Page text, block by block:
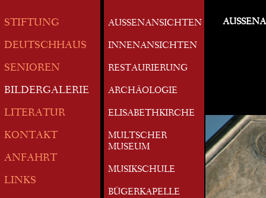
STIFTUNG
DEUTSCHHAUS
SENIOREN
BILDERGALERIE
LITERATUR
KONTAKT
ANFAHRT
LINKS
AUSSENANSICHTEN
INNENANSICHTEN
RESTAURIERUNG
ARCHÄOLOGIE
ELISABETHKIRCHE
MULTSCHER
MUSEUM
MUSIKSCHULE
BÜGERKAPELLE